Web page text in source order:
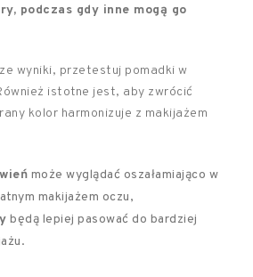
podczas gdy inne mogą go
wyniki, przetestuj pomadki w
istotne jest, aby zwrócić
kolor harmonizuje z makijażem
może wyglądać oszałamiająco w
makijażem oczu,
będą lepiej pasować do bardziej